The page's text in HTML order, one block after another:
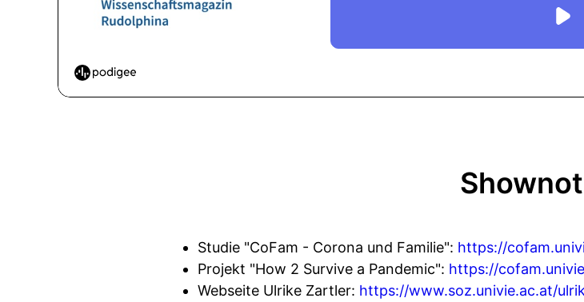
Studie "CoFam - Corona und Familie": https://
Projekt "How 2 Survive a Pandemic": https://
Webseite Ulrike Zartler: https://www.soz.univie.ac.at/